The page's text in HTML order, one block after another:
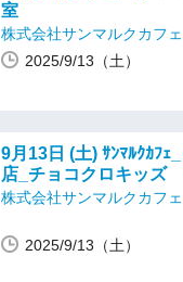
室
株式会社サンマルクカフェ
2025/9/13（土）
9月13日 (土) ｻﾝﾏﾙｸｶﾌｪ
店_チョコクロキッズ
株式会社サンマルクカフェ
2025/9/13（土）